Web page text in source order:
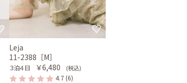
Leja
11-2388［M］
３泊４日 ￥6,480 (税込)
4.7 (6)